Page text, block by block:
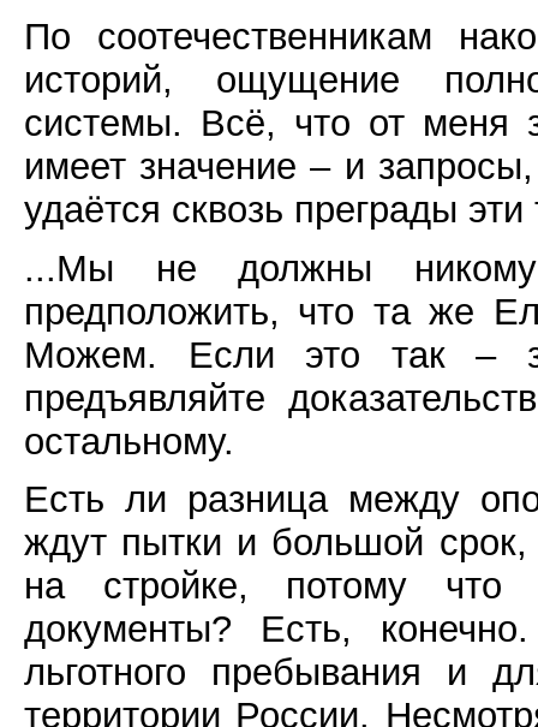
По соотечественникам
историй, ощущение
системы. Всё, что от меня
имеет значение – и
удаётся сквозь преграды
...Мы не должны
предположить, что та же
Можем. Если это так –
предъявляйте
остальному.
Есть ли разница между
ждут пытки и большой срок,
на стройке, потому что
документы? Есть,
льготного пребывания и
территории России.